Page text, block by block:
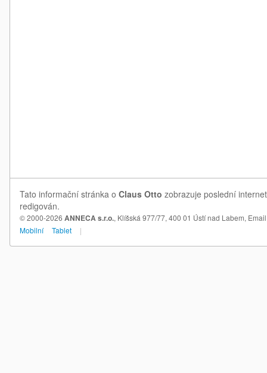
Tato informační stránka o Claus Otto zobrazuje poslední
redigován.
© 2000-2026 ANNECA s.r.o., Klíšská 977/77, 400 01 Ústí nad Labem,
Mobilní
Tablet |